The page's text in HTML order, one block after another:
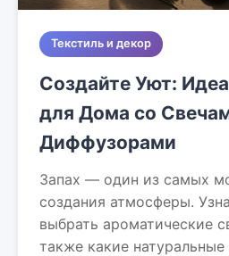
Текстиль и декор
Создайте Уют:
для Дома со
Диффузорами
Запах — один из самых
создания атмосферы.
выбрать ароматические
также какие